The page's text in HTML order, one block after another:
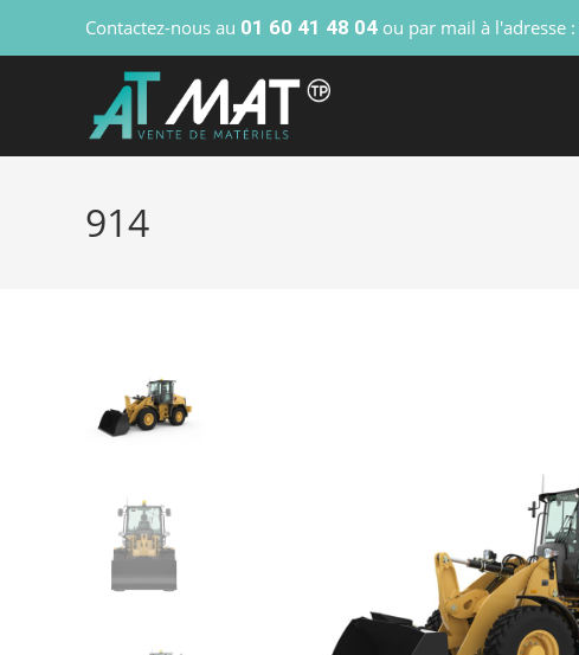
Contactez-nous au 01 60 41 48 04 ou par mail à l'adresse :
914